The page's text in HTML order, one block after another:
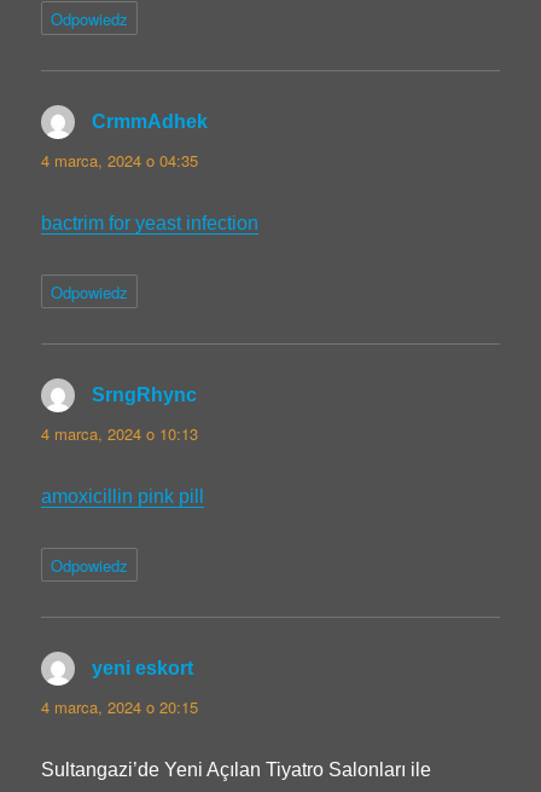
Odpowiedz
CrmmAdhek
4 marca, 2024 o 04:35
bactrim for yeast infection
Odpowiedz
SrngRhync
4 marca, 2024 o 10:13
amoxicillin pink pill
Odpowiedz
yeni eskort
4 marca, 2024 o 20:15
Sultangazi’de Yeni Açılan Tiyatro Salonları ile